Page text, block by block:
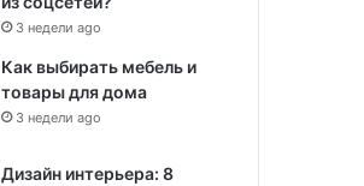
3 недели ago
Как выбирать мебель и
товары для дома
3 недели ago
Дизайн интерьера: 8